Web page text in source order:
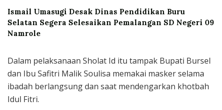
Ismail Umasugi Desak Dinas Pendidikan Buru
Selatan Segera Selesaikan Pemalangan SD Negeri 09
Namrole
Dalam pelaksanaan Sholat Id itu tampak Bupati Bursel
dan Ibu Safitri Malik Soulisa memakai masker selama
ibadah berlangsung dan saat mendengarkan khotbah
Idul Fitri.